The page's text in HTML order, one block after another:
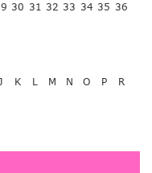
30 31 32 33 34 35 36
J K L M N O P
R